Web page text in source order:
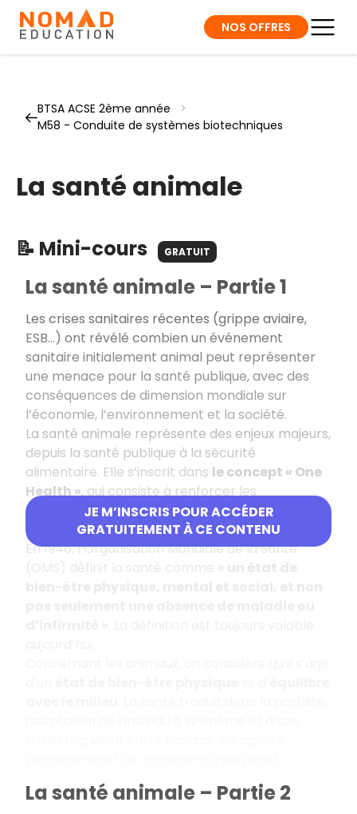
NOS OFFRES
BTSA ACSE 2ème année
>
M58 - Conduite de systèmes biotechniques
La santé animale
📝 Mini-cours GRATUIT
JE M’INSCRIS POUR ACCÉDER
GRATUITEMENT À CE CONTENU
La santé animale – Partie 1
Les crises sanitaires récentes (grippe aviaire,
ESB…) ont révélé combien un événement
sanitaire initialement animal peut représenter
une menace pour la santé publique, avec des
conséquences de dimension mondiale sur
l’économie, l’environnement et la société.
La santé animale représente des enjeux majeurs,
depuis la santé publique à la sécurité
alimentaire. Elle s’inscrit dans le concept « One
Health », qui consiste à renforcer les
collaborations entre santé humaine, santé
animale et gestion de l’environnement.
En 1946, l’Organisation Mondiale de la Santé
(OMS) définit la santé comme
« un état de
La santé animale – Partie 2